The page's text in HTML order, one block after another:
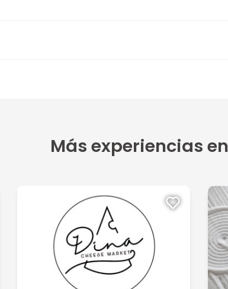
en cantidad. La aten...
Más experiencias